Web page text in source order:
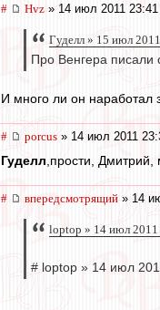
# Hvz » 14 июл 2011 23:41
Гуделл » 15 июл
Про Венгера писали
И много ли он наработал
# porcus » 14 июл 2011
Гуделл ,прости,
# впередсмотрящий » 14
loptop » 14 июл 2011
# loptop » 14 июл